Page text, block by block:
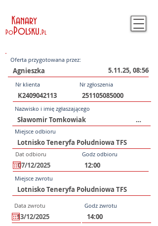
Kanary
PoPolsku.Pl
Oferta przygotowana przez:
5.11.25, 08:56
Nr klienta Nr zgłoszenia
Nazwisko i imię zgłaszającego
Miejsce odbioru
Dat odbioru Godz odbioru
Miejsce zwrotu
Data zwrotu Godz zwrotu